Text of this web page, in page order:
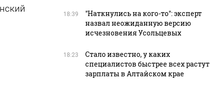
18:39
"Наткнулись на кого-то": эксперт
назвал неожиданную версию
исчезновения Усольцевых
18:23
Стало известно, у каких
специалистов быстрее всех растут
зарплаты в Алтайском крае